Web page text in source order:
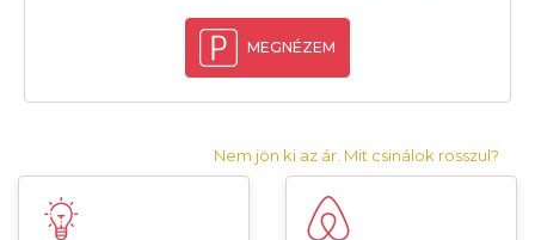
MEGNÉZEM
Nem jön ki az ár. Mit csinálok rosszul?